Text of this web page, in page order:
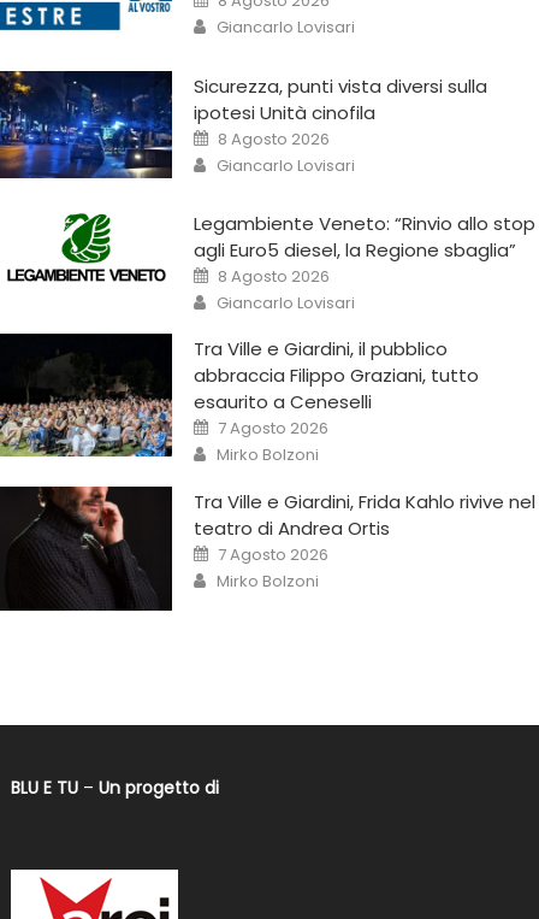
Giancarlo Lovisari
Sicurezza, punti vista diversi sulla
ipotesi Unità cinofila
8 Agosto 2026
Giancarlo Lovisari
Legambiente Veneto: “Rinvio allo stop
agli Euro5 diesel, la Regione sbaglia”
8 Agosto 2026
Giancarlo Lovisari
Tra Ville e Giardini, il pubblico
abbraccia Filippo Graziani, tutto
esaurito a Ceneselli
7 Agosto 2026
Mirko Bolzoni
Tra Ville e Giardini, Frida Kahlo rivive nel
teatro di Andrea Ortis
7 Agosto 2026
Mirko Bolzoni
BLU E TU– Un progetto di